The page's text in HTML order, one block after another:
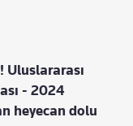
Uluslararası
- 2024
heyecan dolu